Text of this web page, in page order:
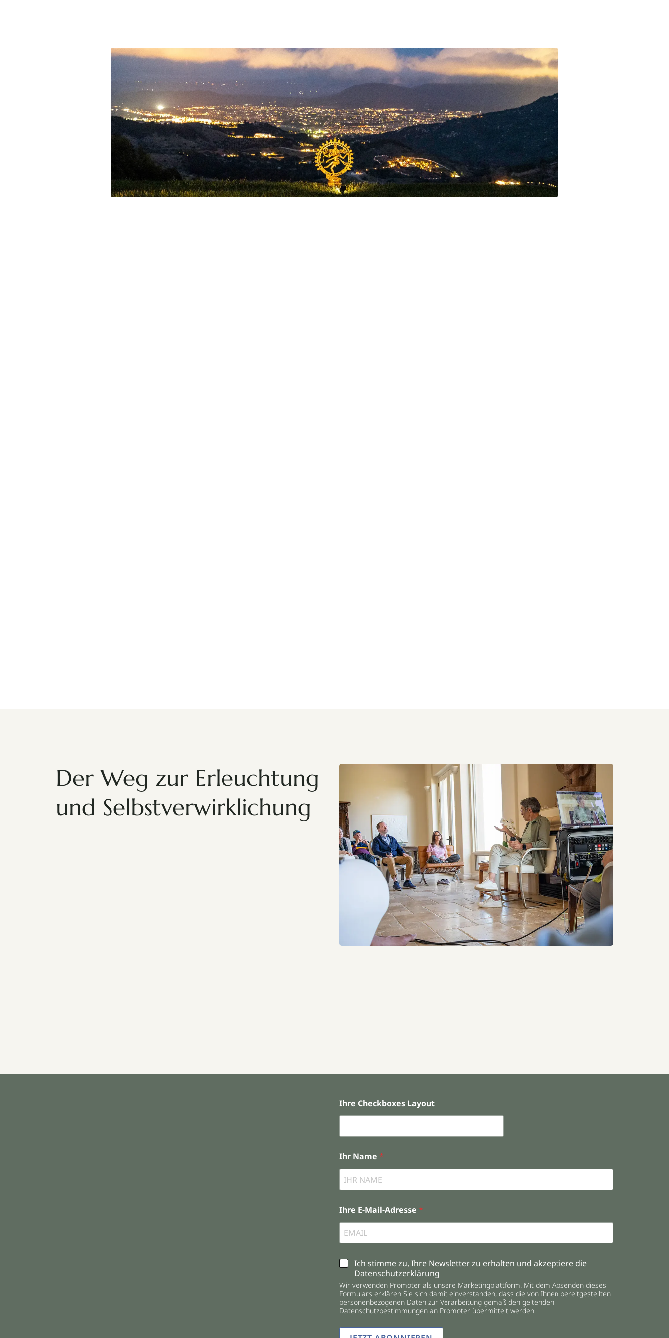
Der Weg zur Erleuchtung
und Selbstverwirklichung
Ihre Checkboxes Layout
Ihr Name *
Ihre E-Mail-Adresse *
C
e
c
k
b
x
Ich stimme zu, Ihre Newsletter zu erhalten und akzeptiere die
Datenschutzerklärung
Wir verwenden Promoter als unsere Marketingplattform. Mit dem Absenden dieses
Formulars erklären Sie sich damit einverstanden, dass die von Ihnen bereitgestellten
personenbezogenen Daten zur Verarbeitung gemäß den geltenden
Datenschutzbestimmungen an Promoter übermittelt werden.